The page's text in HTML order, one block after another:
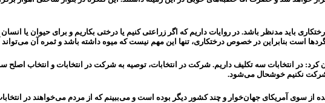
باید مدنظر باشد. در روایات داریم که اگر زراعتی کنیم یا درختی بکاریم و برای حیوان یا
است بنابراین در خصوص درختکاری، تنها این مهم نیست که میوه داشته باشد و ثمره آن می‌تواند
در انتخابات سه تکلیف داریم. شرکت در انتخابات، توصیه به شرکت در انتخابات و انتخاب
شرکت نکنیم خوشحال می‌شود.
سوی آمریکای جهان‌خوار و چند کشور دیگر بوده است و می‌ببینم که از مردم می‌خواهند در